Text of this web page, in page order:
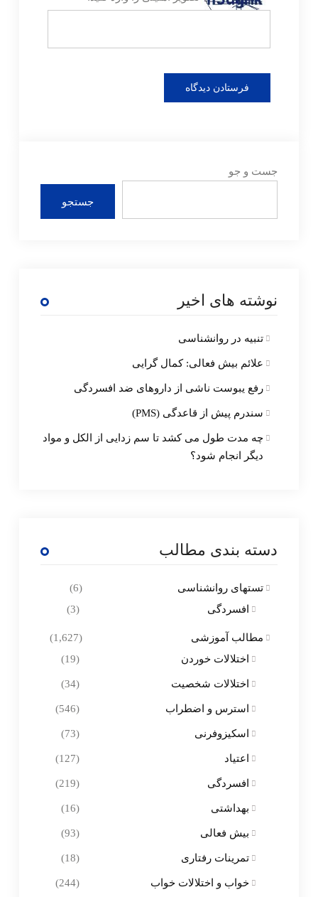
جست و جو
جستجو
نوشته های اخیر
تنبیه در روانشناسی
علائم بیش فعالی: کمال گرایی
رفع یبوست ناشی از داروهای ضد افسردگی
سندرم پیش از قاعدگی (PMS)
چه مدت طول می کشد تا سم زدایی از الکل و مواد
دیگر انجام شود؟
دسته بندی مطالب
تستهای روانشناسی
(6)
افسردگی
(3)
مطالب آموزشی
(1,627)
اختلالات خوردن
(19)
اختلالات شخصیت (34)
استرس و اضطراب (546)
اسکیزوفرنی (73)
اعتیاد (127)
افسردگی (219)
بهداشتی (16)
بیش فعالی (93)
تمرینات رفتاری (18)
خواب و اختلالات خواب (244)